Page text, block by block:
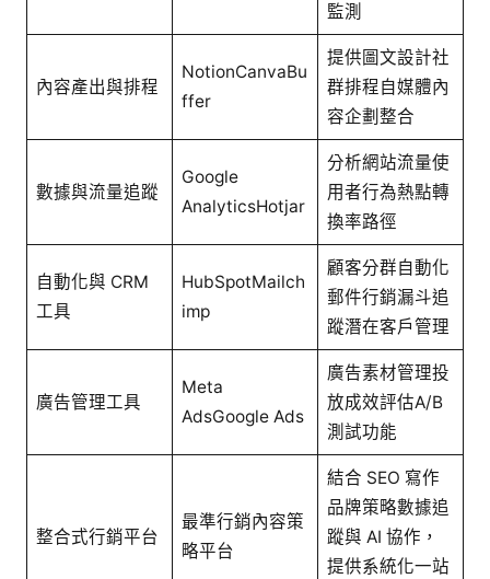
監測
內容產出與排程
NotionCanvaBu
ffer
提供圖文設計社
群排程自媒體內
容企劃整合
數據與流量追蹤
Google
AnalyticsHotjar
分析網站流量使
用者行為熱點轉
換率路徑
自動化與 CRM
工具
HubSpotMailch
imp
顧客分群自動化
郵件行銷漏斗追
蹤潛在客戶管理
廣告管理工具
Meta
AdsGoogle Ads
廣告素材管理投
放成效評估A/B
測試功能
整合式行銷平台
最準行銷內容策
略平台
結合 SEO 寫作
品牌策略數據追
蹤與 AI 協作，
提供系統化一站